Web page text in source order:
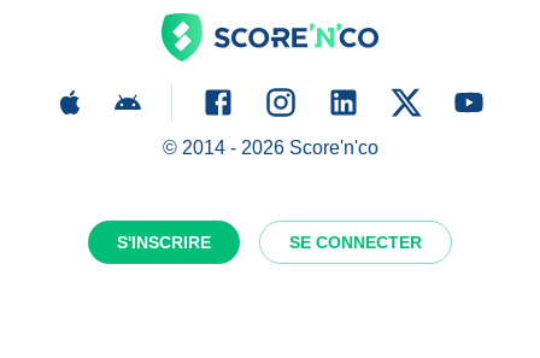
S'INSCRIRE SE CONNECTER
© 2014 - 2026Score'n'co